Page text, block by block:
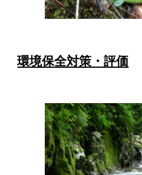
環境保全対策・評価